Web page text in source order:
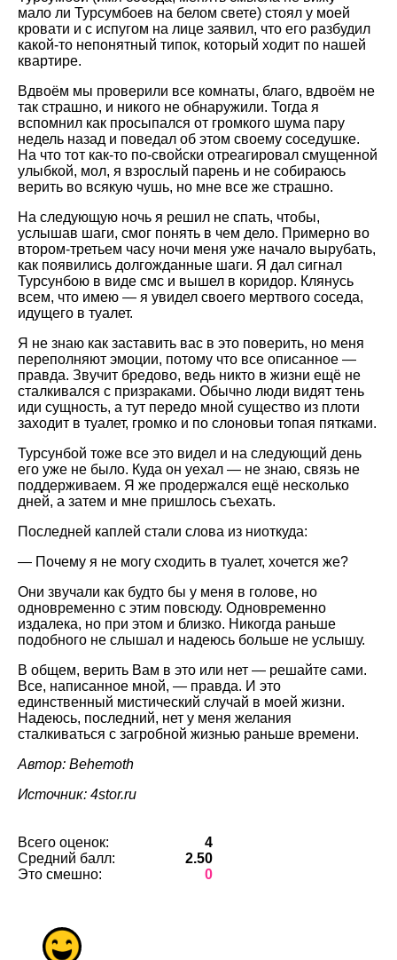
мало ли Турсумбоев на белом свете) стоял у моей
кровати и с испугом на лице заявил, что его разбудил
какой-то непонятный типок, который ходит по нашей
квартире.
Вдвоём мы проверили все комнаты, благо, вдвоём не
так страшно, и никого не обнаружили. Тогда я
вспомнил как просыпался от громкого шума пару
недель назад и поведал об этом своему соседушке.
На что тот как-то по-свойски отреагировал смущенной
улыбкой, мол, я взрослый парень и не собираюсь
верить во всякую чушь, но мне все же страшно.
На следующую ночь я решил не спать, чтобы,
услышав шаги, смог понять в чем дело. Примерно во
втором-третьем часу ночи меня уже начало вырубать,
как появились долгожданные шаги. Я дал сигнал
Турсунбою в виде смс и вышел в коридор. Клянусь
всем, что имею — я увидел своего мертвого соседа,
идущего в туалет.
Я не знаю как заставить вас в это поверить, но меня
переполняют эмоции, потому что все описанное —
правда. Звучит бредово, ведь никто в жизни ещё не
сталкивался с призраками. Обычно люди видят тень
иди сущность, а тут передо мной существо из плоти
заходит в туалет, громко и по слоновьи топая пятками.
Турсунбой тоже все это видел и на следующий день
его уже не было. Куда он уехал — не знаю, связь не
поддерживаем. Я же продержался ещё несколько
дней, а затем и мне пришлось съехать.
Последней каплей стали слова из ниоткуда:
— Почему я не могу сходить в туалет, хочется же?
Они звучали как будто бы у меня в голове, но
одновременно с этим повсюду. Одновременно
издалека, но при этом и близко. Никогда раньше
подобного не слышал и надеюсь больше не услышу.
В общем, верить Вам в это или нет — решайте сами.
Все, написанное мной, — правда. И это
единственный мистический случай в моей жизни.
Надеюсь, последний, нет у меня желания
сталкиваться с загробной жизнью раньше времени.
Автор: Behemoth
Источник: 4stor.ru
Всего оценок:
4
Средний балл:
2.50
Это смешно:
0